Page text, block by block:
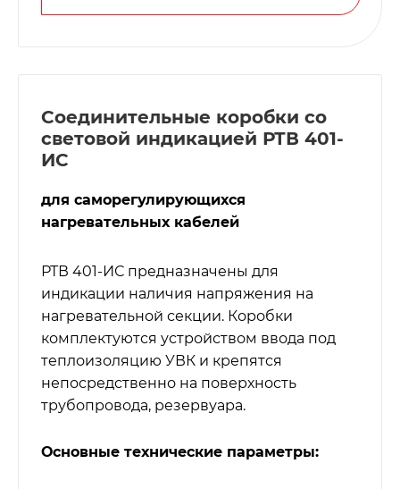
Соединительные коробки со
световой индикацией РТВ 401-
ИС
для саморегулирующихся
нагревательных кабелей
РТВ 401-ИС предназначены для
индикации наличия напряжения на
нагревательной секции. Коробки
комплектуются устройством ввода под
теплоизоляцию УВК и крепятся
непосредственно на поверхность
трубопровода, резервуара.
Основные технические параметры: